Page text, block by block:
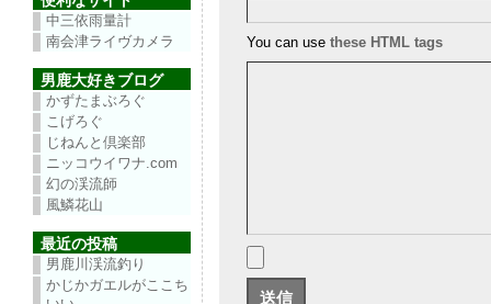
中三依雨量計
南会津ライヴカメラ
男鹿大好きブログ
かずたまぶろぐ
こげろぐ
じねんと倶楽部
ニッコウイワナ.com
幻の渓流師
風鱗花山
最近の投稿
男鹿川渓流釣り
かじかガエルがここち
You can use these HTML tags